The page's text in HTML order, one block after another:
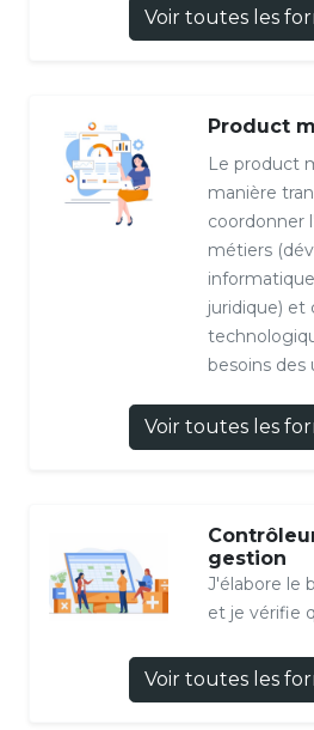
Voir toutes les
Product
Le product
manière
coordonner
métiers
juridique) et
besoins des
Voir toutes les
gestion
J'élabore le
et je vérifie
Voir toutes les